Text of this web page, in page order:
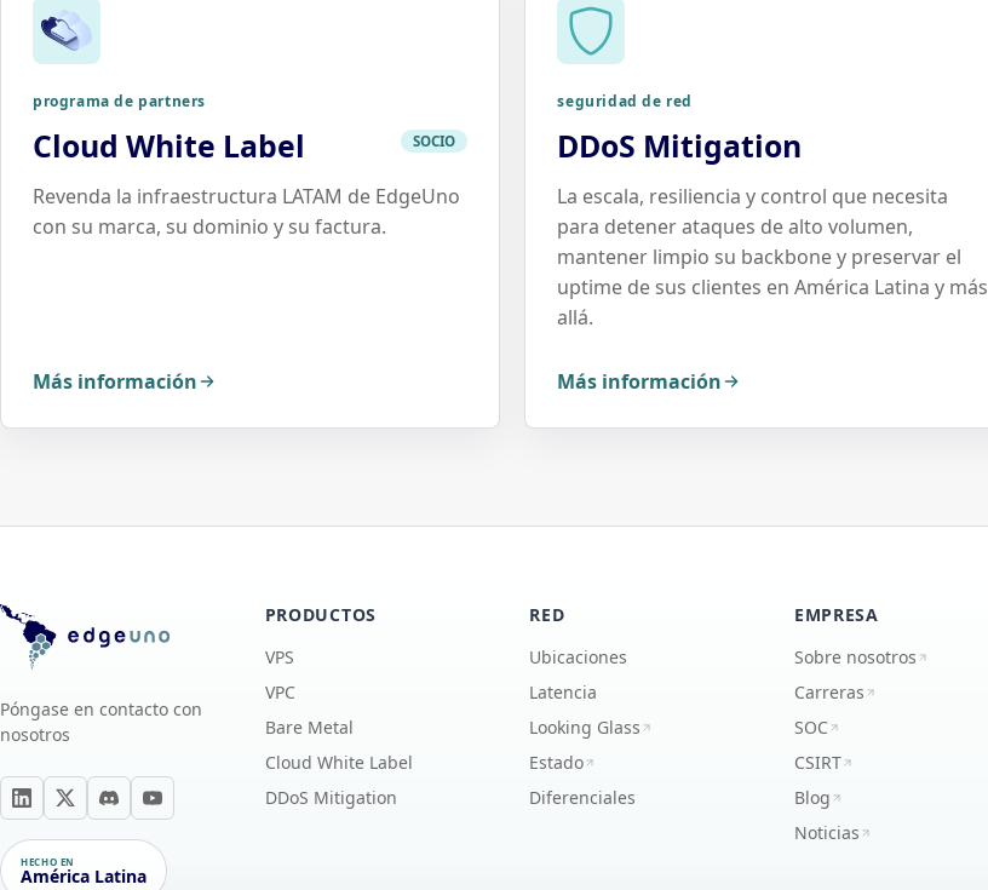
programa de partners
Cloud White Label SOCIO
Revenda la infraestructura LATAM de EdgeUno
con su marca, su dominio y su factura.
Más información
seguridad de red
DDoS Mitigation
La escala, resiliencia y control que necesita
para detener ataques de alto volumen,
mantener limpio su backbone y preservar el
uptime de sus clientes en América Latina y más
allá.
Más información
Póngase en contacto con
nosotros
HECHO EN
América Latina
PRODUCTOS
VPS
VPC
Bare Metal
Cloud White Label
DDoS Mitigation
RED
Ubicaciones
Latencia
Looking Glass
Estado
Diferenciales
EMPRESA
Sobre nosotros
Carreras
SOC
CSIRT
Blog
Noticias